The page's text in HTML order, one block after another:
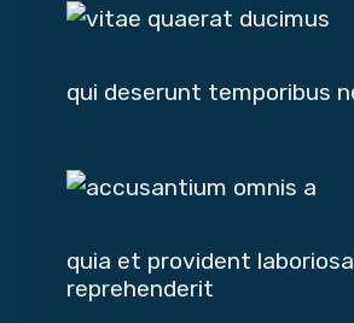
qui deserunt temporibus
quia et provident
reprehenderit